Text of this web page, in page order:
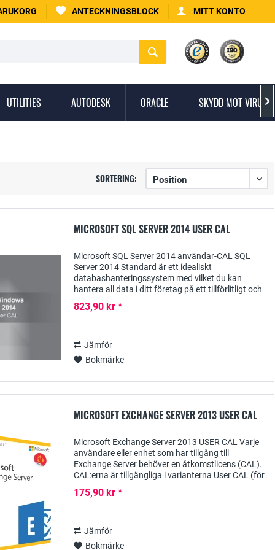
ANTECKNINGSBLOCK MITT KONTO
UTILITIES AUTODESK ORACLE SKYDD MOT VIRUS
SORTERING:
MICROSOFT SQL SERVER 2014 USER CAL
Microsoft SQL Server 2014 användar-CAL SQL
Server 2014 Standard är ett idealiskt
databashanteringssystem med vilket du kan
hantera all data i ditt företag på ett tillförlitligt och
Server...
823,90 kr *
Jämför
Bokmärke
MICROSOFT EXCHANGE SERVER 2013 USER CAL
Microsoft Exchange Server 2013 USER CAL Varje
användare eller enhet som har tillgång till
Exchange Server behöver en åtkomstlicens (CAL).
CAL:erna är tillgängliga i varianterna User CAL (för
175,90 kr *
Jämför
Bokmärke